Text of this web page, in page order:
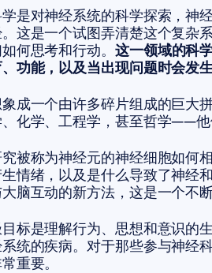
是对神经系统的科学探索，神
这是一个试图弄清楚这个复杂
何思考和行动。 这一领域的科
功能，以及当出现问题时会发
成一个由许多碎片组成的巨大
化学、工程学，甚至哲学——他
被称为神经元的神经细胞如何
情绪，以及是什么导致了神经
脑互动的新方法，这是一个不
标是理解行为、思想和意识的
统的疾病。对于那些参与神经
重要。